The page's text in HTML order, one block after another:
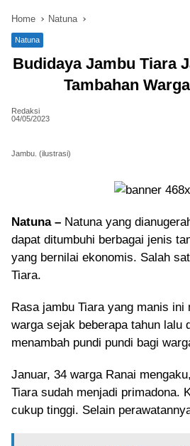
Home Natuna
Natuna
Budidaya Jambu Tiara
Tambahan
Redaksi
04/05/2023
Jambu. (ilustrasi)
Natuna – Natuna yang
dapat ditumbuhi berbagai jenis
yang bernilai ekonomis. Salah
Tiara.
Rasa jambu Tiara yang manis ini
warga sejak beberapa tahun lalu
menambah pundi pundi bagi
Januar, 34 warga Ranai
Tiara sudah menjadi primadona.
cukup tinggi. Selain